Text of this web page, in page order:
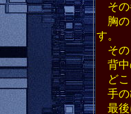
その
胸の
す。
その
背中
どこ
手の
最後